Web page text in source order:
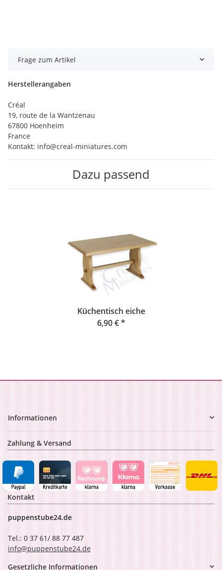
Frage zum Artikel
Herstellerangaben
Créal
19, route de la Wantzenau
67800 Hoenheim
France
Kontakt: info@creal-miniatures.com
Dazu passend
Küchentisch eiche
6,90 €*
Informationen
Zahlung & Versand
Kontakt
puppenstube24.de
Tel.: 0 37 61/ 88 77 487
info@puppenstube24.de
Gesetzliche Informationen